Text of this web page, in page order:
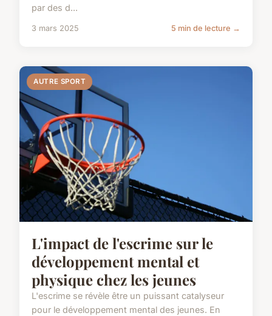
par des d...
3 mars 2025 5 min de lecture →
AUTRE SPORT
L'impact de l'escrime sur le
développement mental et
physique chez les jeunes
L'escrime se révèle être un puissant catalyseur
pour le développement mental des jeunes. En